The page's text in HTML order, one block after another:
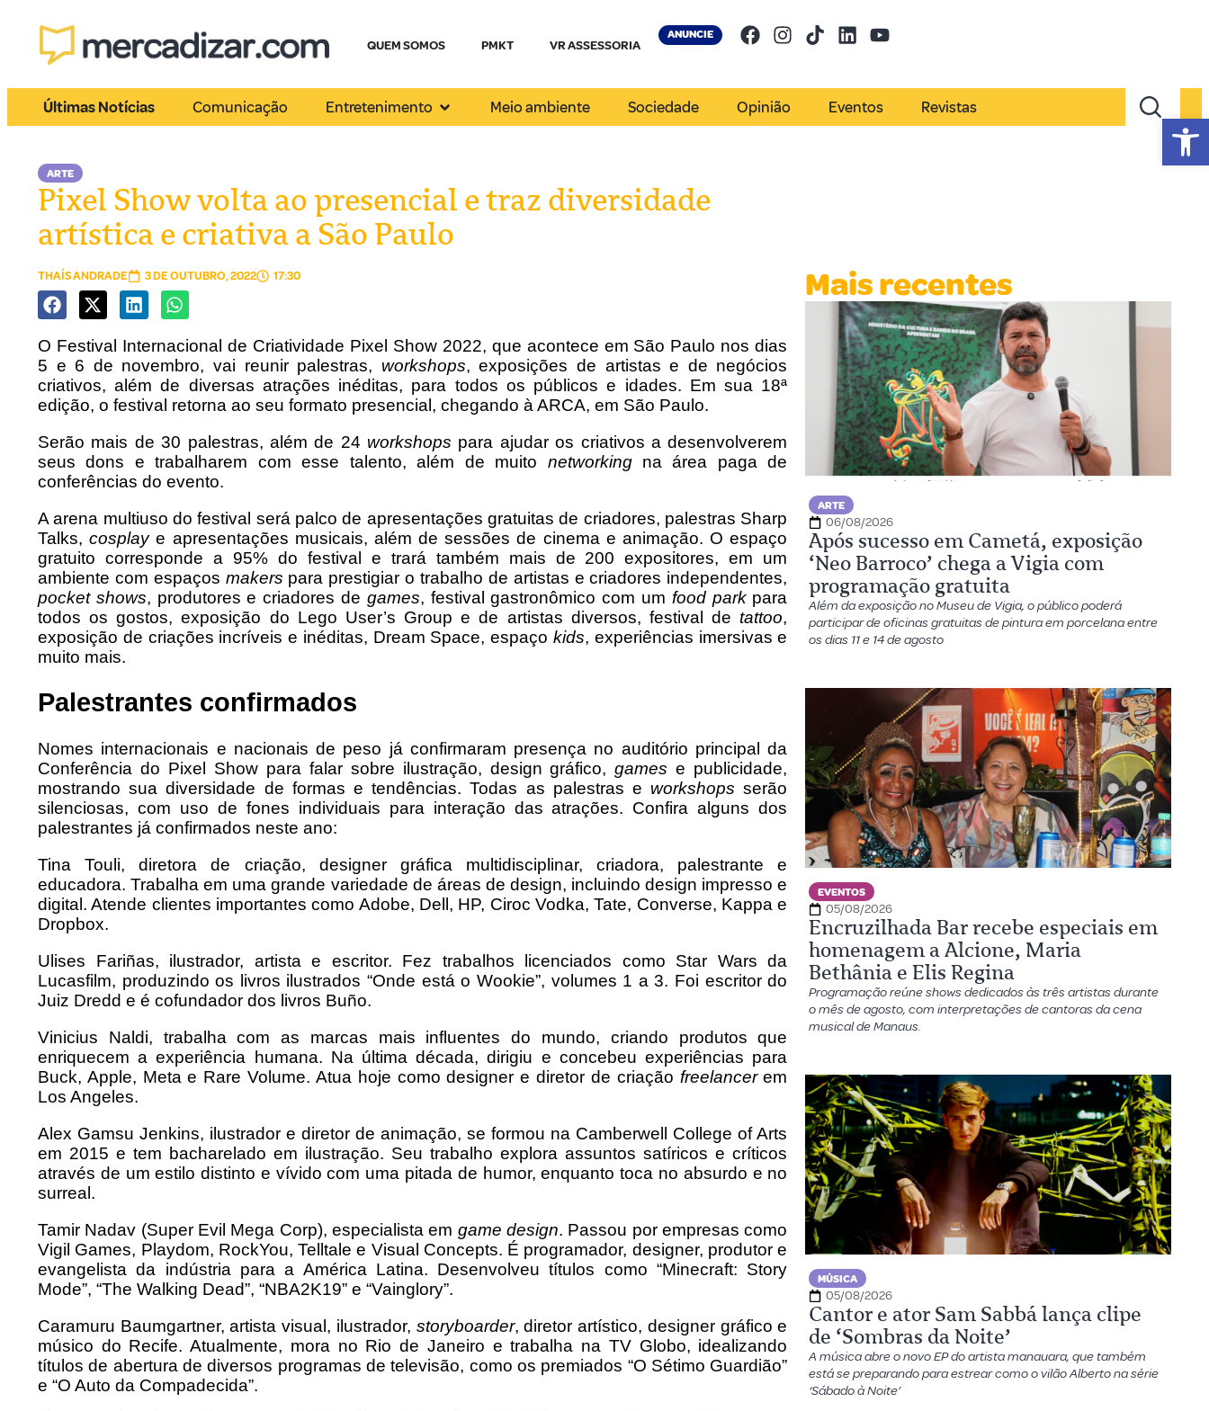
QUEM SOMOS PMKT VR ASSESSORIA
ANUNCIE
Últimas Notícias Comunicação Entretenimento Meio ambiente Sociedade Opinião Eventos Revistas
ARTE
Pixel Show volta ao presencial e traz diversidade
artística e criativa a São Paulo
THAÍS ANDRADE 3 DE OUTUBRO, 2022 17:30
O Festival Internacional de Criatividade Pixel Show 2022, que acontece em São Paulo nos dias
5 e 6 de novembro, vai reunir palestras, workshops, exposições de artistas e de negócios
criativos, além de diversas atrações inéditas, para todos os públicos e idades. Em sua 18ª
edição, o festival retorna ao seu formato presencial, chegando à ARCA, em São Paulo.
Serão mais de 30 palestras, além de 24 workshops para ajudar os criativos a desenvolverem
seus dons e trabalharem com esse talento, além de muito networkingna área paga de
conferências do evento.
A arena multiuso do festival será palco de apresentações gratuitas de criadores, palestras Sharp
Talks,cosplaye apresentações musicais, além de sessões de cinema e animação. O espaço
gratuito corresponde a 95% do festival e trará também mais de 200 expositores, em um
ambiente com espaços makers para prestigiar o trabalho de artistas e criadores independentes,
pocket shows, produtores e criadores de games, festival gastronômico com um food parkpara
todos os gostos, exposição do Lego User’s Group e de artistas diversos, festival detattoo,
exposição de criações incríveis e inéditas, Dream Space, espaço kids, experiências imersivas e
muito mais.
Palestrantes confirmados
Nomes internacionais e nacionais de peso já confirmaram presença no auditório principal da
Conferência do Pixel Show para falar sobre ilustração, design gráfico,games e publicidade,
mostrando sua diversidade de formas e tendências. Todas as palestras e workshops serão
silenciosas, com uso de fones individuais para interação das atrações. Confira alguns dos
palestrantes já confirmados neste ano:
Tina Touli, diretora de criação, designer gráfica multidisciplinar, criadora, palestrante e
educadora. Trabalha em uma grande variedade de áreas de design, incluindo design impresso e
digital. Atende clientes importantes como Adobe, Dell, HP, Ciroc Vodka, Tate, Converse, Kappa e
Dropbox.
Ulises Fariñas, ilustrador, artista e escritor. Fez trabalhos licenciados como Star Wars da
Lucasfilm, produzindo os livros ilustrados “Onde está o Wookie”, volumes 1 a 3. Foi escritor do
Juiz Dredd e é cofundador dos livros Buño.
Vinicius Naldi, trabalha com as marcas mais influentes do mundo, criando produtos que
enriquecem a experiência humana. Na última década, dirigiu e concebeu experiências para
Buck, Apple, Meta e Rare Volume. Atua hoje como designer e diretor de criação freelancerem
Los Angeles.
Alex Gamsu Jenkins, ilustrador e diretor de animação, se formou na Camberwell College of Arts
em 2015 e tem bacharelado em ilustração. Seu trabalho explora assuntos satíricos e críticos
através de um estilo distinto e vívido com uma pitada de humor, enquanto toca no absurdo e no
surreal.
Tamir Nadav (Super Evil Mega Corp), especialista em game design. Passou por empresas como
Vigil Games, Playdom, RockYou, Telltale e Visual Concepts. É programador, designer, produtor e
evangelista da indústria para a América Latina. Desenvolveu títulos como “Minecraft: Story
Mode”, “The Walking Dead”, “NBA2K19” e “Vainglory”.
Caramuru Baumgartner, artista visual, ilustrador, storyboarder, diretor artístico, designer gráfico e
músico do Recife. Atualmente, mora no Rio de Janeiro e trabalha na TV Globo, idealizando
títulos de abertura de diversos programas de televisão, como os premiados “O Sétimo Guardião”
e “O Auto da Compadecida”.
Mais recentes
ARTE
06/08/2026
Após sucesso em Cametá, exposição
‘Neo Barroco’ chega a Vigia com
programação gratuita
Além da exposição no Museu de Vigia, o público poderá
participar de oficinas gratuitas de pintura em porcelana entre
os dias 11 e 14 de agosto
EVENTOS
05/08/2026
Encruzilhada Bar recebe especiais em
homenagem a Alcione, Maria
Bethânia e Elis Regina
Programação reúne shows dedicados às três artistas durante
o mês de agosto, com interpretações de cantoras da cena
musical de Manaus.
MÚSICA
05/08/2026
Cantor e ator Sam Sabbá lança clipe
de ‘Sombras da Noite’
A música abre o novo EP do artista manauara, que também
está se preparando para estrear como o vilão Alberto na série
‘Sábado à Noite’